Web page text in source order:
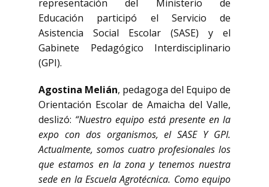
representación del Ministerio de
Educación participó el Servicio de
Asistencia Social Escolar (SASE) y el
Gabinete Pedagógico Interdisciplinario
(GPI).
Agostina Melián, pedagoga del Equipo de
Orientación Escolar de Amaicha del Valle,
deslizó: “Nuestro equipo está presente en la
expo con dos organismos, el SASE Y GPI.
Actualmente, somos cuatro profesionales los
que estamos en la zona y tenemos nuestra
sede en la Escuela Agrotécnica. Como equipo